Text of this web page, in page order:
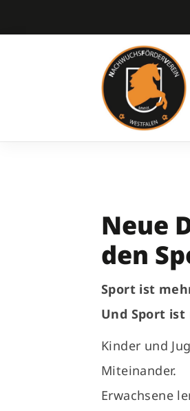
Neue
den
Sport ist
Und Sport
Kinder und
Miteinander.
Erwachsene